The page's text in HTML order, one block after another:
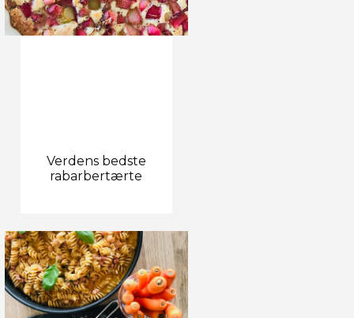
Verdens bedste
rabarbertærte